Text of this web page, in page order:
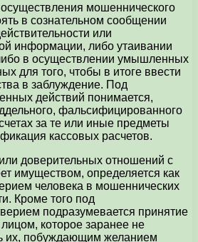
мошеннического
в сознательном сообщении
или
информации, либо утаивании
в осуществлении умышленных
для того, чтобы в итоге ввести
в заблуждение. Под
действий понимается,
фальсифицированного
за те или иные предметы
кассовых расчетов.
доверительных отношений с
имуществом, определяется как
человека в мошеннических
Кроме того под
подразумевается принятие
которое заранее не
их, побуждающим желанием